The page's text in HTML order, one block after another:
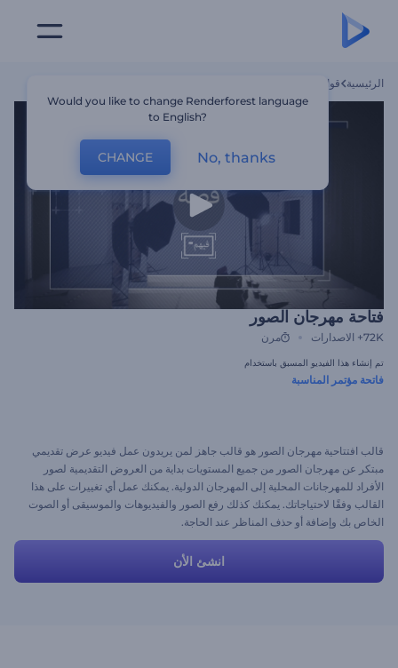
الرئيسية قوالب
فتاحة مهرجان الصور
72K+ الاصدارات مرن
تم إنشاء هذا الفيديو المسبق باستخدام
فاتحة مؤتمر المناسبة
قالب افتتاحية مهرجان الصور هو قالب جاهز لمن يريدون عمل فيديو عرض تقديمي
مبتكر عن مهرجان الصور من جميع المستويات بداية من العروض التقديمية لصور
الأفراد للمهرجانات المحلية إلى المهرجان الدولية. يمكنك عمل أي تغييرات على هذا
القالب وفقًا لاحتياجاتك. يمكنك كذلك رفع الصور والفيديوهات والموسيقى أو الصوت
الخاص بك وإضافة أو حذف المناظر عند الحاجة.
انشئ الأن
Would you like to change Renderforest language
to English?
CHANGE No, thanks